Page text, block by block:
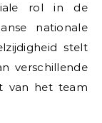
rol in de
nationale
stelt
verschillende
van het team